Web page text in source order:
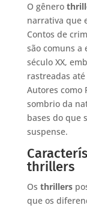
O gênero
narrativa que
Contos de
são comuns a
século XX,
rastreadas
Autores como
sombrio da
bases do que
suspense.
thrillers
Os thrillers
que os